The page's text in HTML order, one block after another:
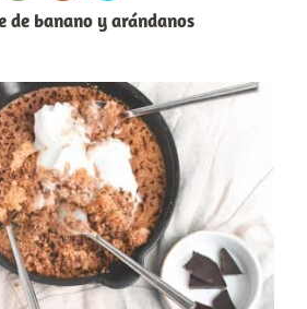
de banano y arándanos